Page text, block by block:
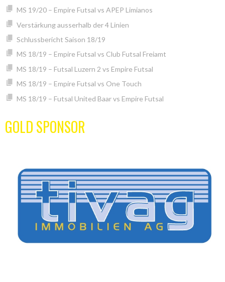
MS 19/20 – Empire Futsal vs APEP Limianos
Verstärkung ausserhalb der 4 Linien
Schlussbericht Saison 18/19
MS 18/19 – Empire Futsal vs Club Futsal Freiamt
MS 18/19 – Futsal Luzern 2 vs Empire Futsal
MS 18/19 – Empire Futsal vs One Touch
MS 18/19 – Futsal United Baar vs Empire Futsal
GOLD SPONSOR